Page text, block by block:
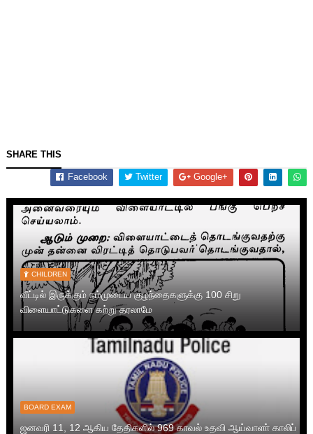
SHARE THIS
Facebook Twitter Google+
CHILDREN
வீட்டில் இருக்கும் நம்முடைய குழந்தைகளுக்கு 100 சிறு
விளையாட்டுகளை கற்று தரலாமே
BOARD EXAM
ஜனவரி 11, 12 ஆகிய தேதிகளில் 969 காவல் உதவி ஆய்வாளா் காலிப்